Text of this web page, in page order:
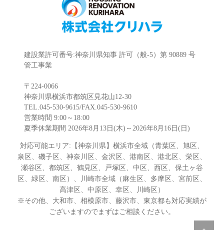
建設業許可番号:神奈川県知事 許可（般-5）第 90889 号
管工事業
〒224-0066
神奈川県横浜市都筑区見花山12-30
TEL.045-530-9615/FAX.045-530-9610
営業時間 9:00～18:00
夏季休業期間 2026年8月13日(木)～2026年8月16日(日)
対応可能エリア:【神奈川県】横浜市全域（青葉区、旭区、
泉区、磯子区、神奈川区、金沢区、港南区、港北区、栄区、
瀬谷区、都筑区、鶴見区、戸塚区、中区、西区、保土ヶ谷
区、緑区、南区）、川崎市全域（麻生区、多摩区、宮前区、
高津区、中原区、幸区、川崎区）
※その他、大和市、相模原市、藤沢市、東京都も対応実績が
ございますのでまずはご相談ください。